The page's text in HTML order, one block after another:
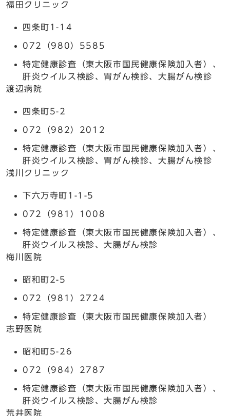
福田クリニック
四条町1-14
072（980）5585
特定健康診査（東大阪市国民健康保険加入者）、
肝炎ウイルス検診、胃がん検診、大腸がん検診
渡辺病院
四条町5-2
072（982）2012
特定健康診査（東大阪市国民健康保険加入者）、
肝炎ウイルス検診、胃がん検診、大腸がん検診
浅川クリニック
下六万寺町1-1-5
072（981）1008
特定健康診査（東大阪市国民健康保険加入者）、
肝炎ウイルス検診、大腸がん検診
梅川医院
昭和町2-5
072（981）2724
特定健康診査（東大阪市国民健康保険加入者）
志野医院
昭和町5-26
072（984）2787
特定健康診査（東大阪市国民健康保険加入者）、
肝炎ウイルス検診、大腸がん検診
荒井医院